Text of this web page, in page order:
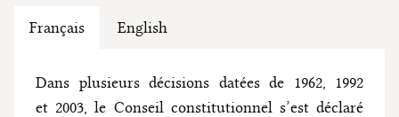
Français English
Dans plusieurs décisions datées de 1962, 1992
et 2003, le Conseil constitutionnel s’est déclaré